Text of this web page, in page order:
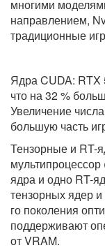
многими
направлением,
традиционные
Ядра CUDA:
что на 32 %
Увеличение
большую часть
Тензорные и RT-
ядра и одно RT-
тензорных ядер
го поколения
поддерживают
от VRAM.